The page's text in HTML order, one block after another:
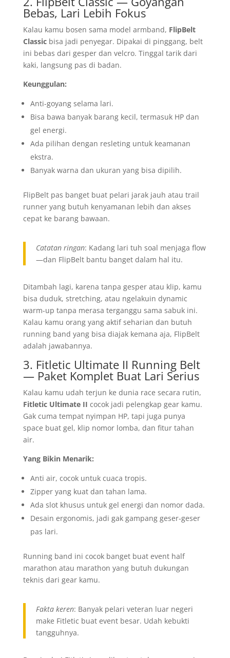
Bebas, Lari Lebih Fokus
Kalau kamu bosen sama model armband, FlipBelt
Classicbisa jadi penyegar. Dipakai di pinggang, belt
ini bebas dari gesper dan velcro. Tinggal tarik dari
kaki, langsung pas di badan.
Keunggulan:
Anti-goyang selama lari.
Bisa bawa banyak barang kecil, termasuk HP dan
gel energi.
Ada pilihan dengan resleting untuk keamanan
ekstra.
Banyak warna dan ukuran yang bisa dipilih.
FlipBelt pas banget buat pelari jarak jauh atau trail
runner yang butuh kenyamanan lebih dan akses
cepat ke barang bawaan.
Catatan ringan: Kadang lari tuh soal menjaga flow
—dan FlipBelt bantu banget dalam hal itu.
Ditambah lagi, karena tanpa gesper atau klip, kamu
bisa duduk, stretching, atau ngelakuin dynamic
warm-up tanpa merasa terganggu sama sabuk ini.
Kalau kamu orang yang aktif seharian dan butuh
running band yang bisa diajak kemana aja, FlipBelt
adalah jawabannya.
3. Fitletic Ultimate II Running Belt
— Paket Komplet Buat Lari Serius
Kalau kamu udah terjun ke dunia race secara rutin,
Fitletic Ultimate II cocok jadi pelengkap gear kamu.
Gak cuma tempat nyimpan HP, tapi juga punya
space buat gel, klip nomor lomba, dan fitur tahan
air.
Yang Bikin Menarik:
Anti air, cocok untuk cuaca tropis.
Zipper yang kuat dan tahan lama.
Ada slot khusus untuk gel energi dan nomor dada.
Desain ergonomis, jadi gak gampang geser-geser
pas lari.
Running band ini cocok banget buat event half
marathon atau marathon yang butuh dukungan
teknis dari gear kamu.
Fakta keren: Banyak pelari veteran luar negeri
make Fitletic buat event besar. Udah kebukti
tangguhnya.